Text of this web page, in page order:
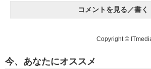
コメントを見る／書く
Copyright ©
今、あなたにオススメ